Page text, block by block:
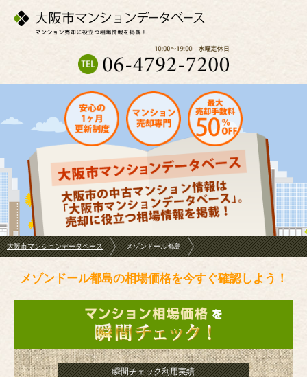
大阪市マンションデータベース メゾンドール都島
メゾンドール都島の相場価格を今すぐ確認しよう！
瞬間チェック利用実績